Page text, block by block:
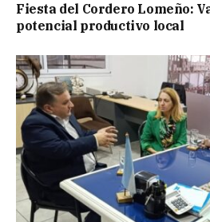
Fiesta del Cordero Lomeño:
potencial productivo local